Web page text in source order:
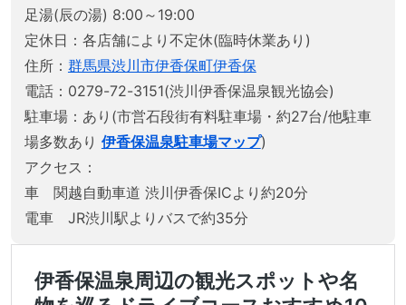
足湯(辰の湯) 8:00～19:00
定休日：各店舗により不定休(臨時休業あり)
住所： 群馬県渋川市伊香保町伊香保
電話：0279-72-3151(渋川伊香保温泉観光協会)
駐車場：あり(市営石段街有料駐車場・約27台/他駐車
場多数あり 伊香保温泉駐車場マップ)
アクセス：
車 関越自動車道 渋川伊香保ICより約20分
電車 JR渋川駅よりバスで約35分